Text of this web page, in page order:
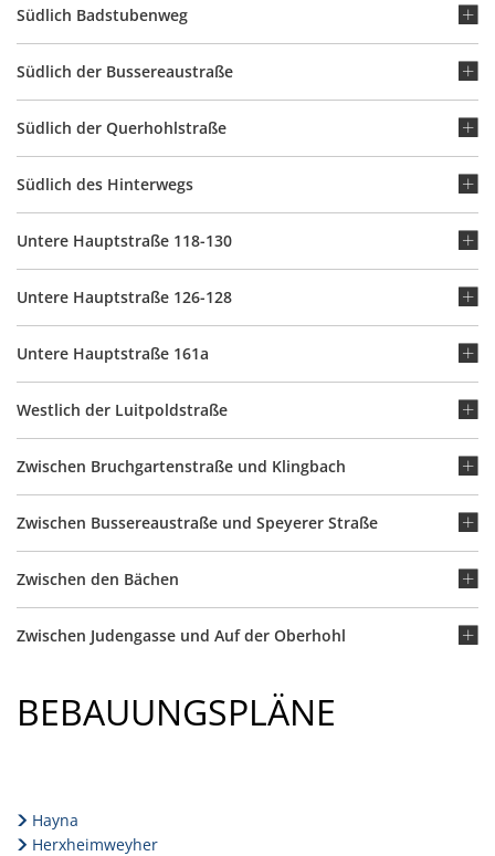
Südlich Badstubenweg
Südlich der Bussereaustraße
Südlich der Querhohlstraße
Südlich des Hinterwegs
Untere Hauptstraße 118-130
Untere Hauptstraße 126-128
Untere Hauptstraße 161a
Westlich der Luitpoldstraße
Zwischen Bruchgartenstraße und Klingbach
Zwischen Bussereaustraße und Speyerer Straße
Zwischen den Bächen
Zwischen Judengasse und Auf der Oberhohl
BEBAUUNGSPLÄNE
Hayna
Herxheimweyher